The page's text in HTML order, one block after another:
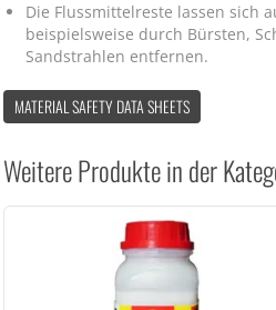
Die Flussmittelreste lassen sich
beispielsweise durch Bürsten,
Sandstrahlen entfernen.
MATERIAL SAFETY DATA SHEETS
Weitere Produkte in der